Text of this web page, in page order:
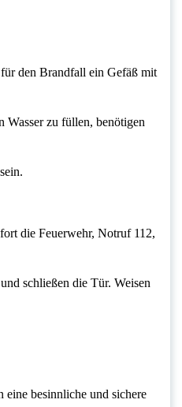
den Brandfall ein Gefäß mit
zu füllen, benötigen
die Feuerwehr, Notruf 112,
schließen die Tür. Weisen
besinnliche und sichere